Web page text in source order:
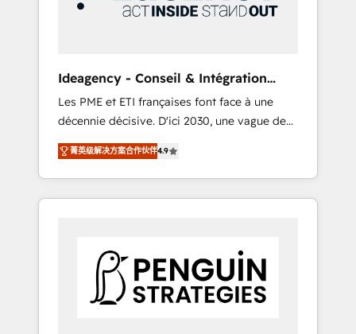
consulting team of any HubSpot partner and
extensibility. When you work with Aptitude 8,
you get a team – not an individual – with
embedded consulting, strategy,
development, and project management. We
have 100% US-based, FTE team members.
We offer project-based and managed
services engagements that include new
extensibility, custom development, and
ongoing RevOps support.
Ideagency - Conseil & Intégration
HubSpot
Les PME et ETI françaises font face à une
décennie décisive. D'ici 2030, une vague de
consolidation va recomposer le marché.
Seules survivront les entreprises qui auront
réussi leur transformation. Le problème ?
58% des dirigeants savent que l'IA est vitale
leurs données. C'est le paradoxe français :
conscience totale, action nulle. La solution
s'appelle l'Entreprise Augmentée. Ce n'est pas
菁英级解决方案合作伙伴4.9